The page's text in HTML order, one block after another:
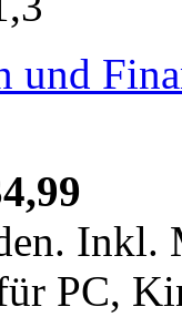
Inkl.
PC,